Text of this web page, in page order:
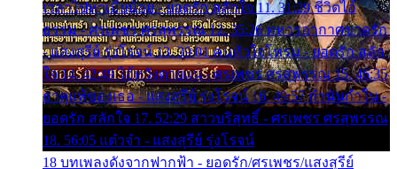
เวลาไปหาเมียน้อย - ยอดรัก สลักใจ 11. 31:29 ชีวิตไอ้
ธรรม - ศรเพชร ศรสุพรรณ 12. 35:26 ทหารอากาศขาดรัก
- แสงสุรีย์ รุ่งโรจน์ 13. 39:01 คนหัวใจโทรม - ยอดรัก สลัก
ใจ 14. 42:49 ไอ้หวังตายแน่ - ศรเพชร ศรสุพรรณ 15. 46:35
ธาตุแท้ของเธอ - แสงสุรีย์ รุ่งโรจน์ 16. 49:57 กำนันกำใน -
ยอดรัก สลักใจ 17. 52:29 สาวบริสุทธิ์ - ศรเพชร ศรสุพรรณ
18. 56:05 แต๋วจ๋า - แสงสุรีย์ รุ่งโรจน์
18 บทเพลงดังจากฟากฟ้า - ยอดรัก/ศรเพชร/แสงสุรีย์